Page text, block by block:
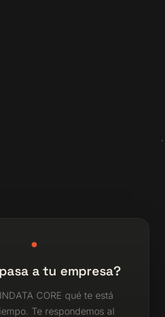
a tu empresa?
CORE qué te está
Te respondemos al